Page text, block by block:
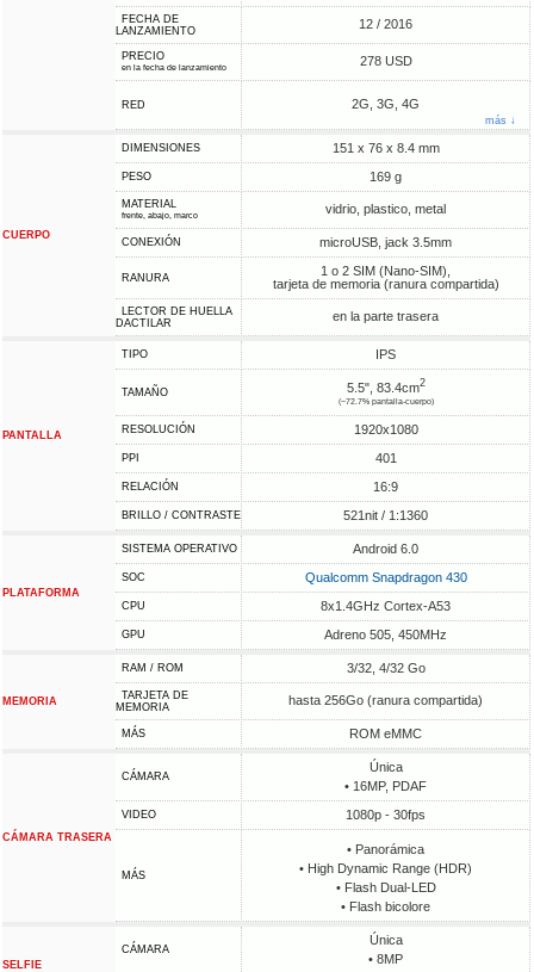
FECHA DE
LANZAMIENTO
12 / 2016
PRECIO
en la fecha de lanzamiento 278 USD
RED 2G, 3G, 4G
más ↓
CUERPO
DIMENSIONES 151 x 76 x 8.4 mm
PESO 169 g
MATERIAL
frente, abajo, marco vidrio, plastico, metal
CONEXIÓN microUSB, jack 3.5mm
RANURA
1 o 2 SIM (Nano-SIM),
tarjeta de memoria (ranura compartida)
LECTOR DE HUELLA
DACTILAR
en la parte trasera
PANTALLA
TIPO IPS
TAMAÑO 5.5", 83.4cm2
(~72.7% pantalla-cuerpo)
RESOLUCIÓN 1920x1080
PPI 401
RELACIÓN 16:9
BRILLO / CONTRASTE 521nit / 1:1360
PLATAFORMA
SISTEMA OPERATIVO Android 6.0
SOC Qualcomm Snapdragon 430
CPU 8x1.4GHz Cortex-A53
GPU Adreno 505, 450MHz
MEMORIA
RAM / ROM 3/32, 4/32 Go
TARJETA DE
MEMORIA
hasta 256Go (ranura compartida)
MÁS ROM eMMC
CÁMARA TRASERA
CÁMARA
Única
• 16MP, PDAF
VIDEO 1080p - 30fps
MÁS
• Panorámica
• High Dynamic Range (HDR)
• Flash Dual-LED
• Flash bicolore
SELFIE
CÁMARA
Única
• 8MP